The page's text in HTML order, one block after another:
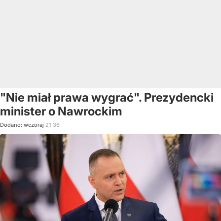
"Nie miał prawa wygrać". Prezydencki
minister o Nawrockim
Dodano: wczoraj 21:36